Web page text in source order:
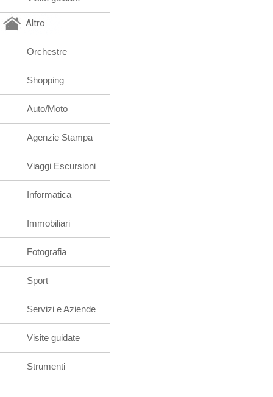
Altro
Orchestre
Shopping
Auto/Moto
Agenzie Stampa
Viaggi Escursioni
Informatica
Immobiliari
Fotografia
Sport
Servizi e Aziende
Visite guidate
Strumenti